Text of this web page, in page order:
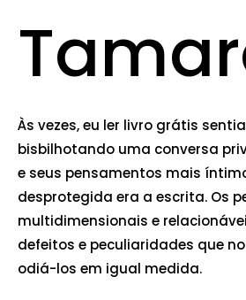
Às vezes, eu ler livro grátis
bisbilhotando uma conversa
e seus pensamentos mais
desprotegida era a escrita. Os
multidimensionais e
defeitos e peculiaridades que
odiá-los em igual medida.